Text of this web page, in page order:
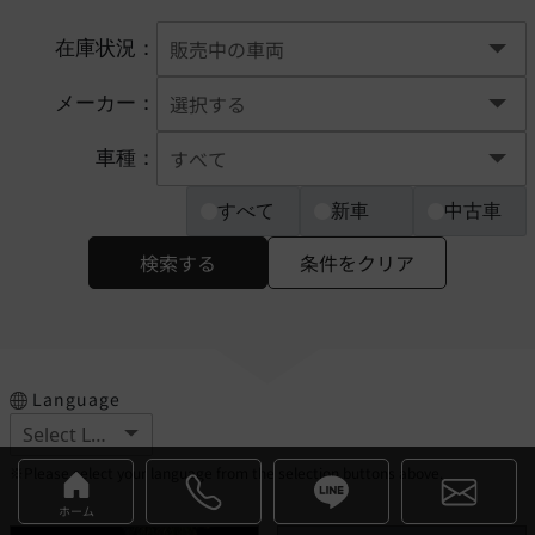
ホーム
在庫状況：
メーカー：
車種：
すべて 新車 中古車
検索する 条件をクリア
Language
※Please select your language from the selection buttons above.